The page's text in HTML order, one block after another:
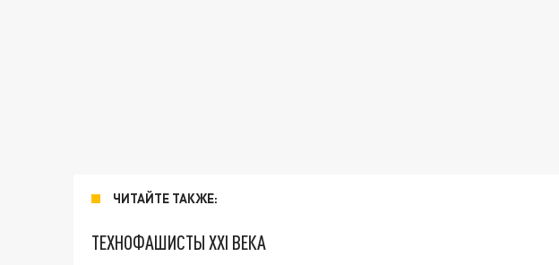
ЧИТАЙТЕ ТАКЖЕ:
ТЕХНОФАШИСТЫ XXI ВЕКА